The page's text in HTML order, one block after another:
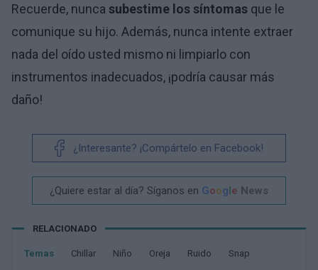
Recuerde, nunca subestime los síntomas que le
comunique su hijo. Además, nunca intente extraer
nada del oído usted mismo ni limpiarlo con
instrumentos inadecuados, ¡podría causar más
daño!
¿Interesante? ¡Compártelo en Facebook!
¿Quiere estar al día? Síganos en Google News
RELACIONADO
Temas Chillar Niño Oreja Ruido Snap